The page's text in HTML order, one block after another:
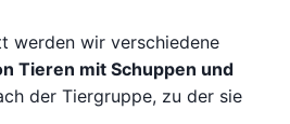
werden wir verschiedene
Tieren mit Schuppen und
der Tiergruppe, zu der sie